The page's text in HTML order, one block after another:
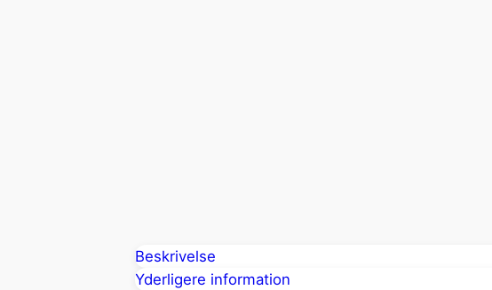
Beskrivelse
Yderligere information